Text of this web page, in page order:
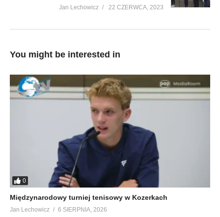
Jan Lechowicz 22 CZERWCA, 2023
You might be interested in
0
Międzynarodowy turniej tenisowy w Kozerkach
Jan Lechowicz 6 SIERPNIA, 2026